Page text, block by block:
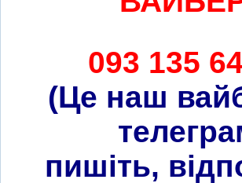
093 135
(Це наш
пишіть,